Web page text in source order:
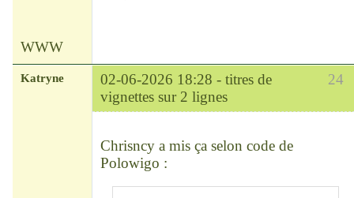
WWW
24
Katryne 02-06-2026 18:28 - titres de
vignettes sur 2 lignes
Chrisncy a mis ça selon code de
Polowigo :